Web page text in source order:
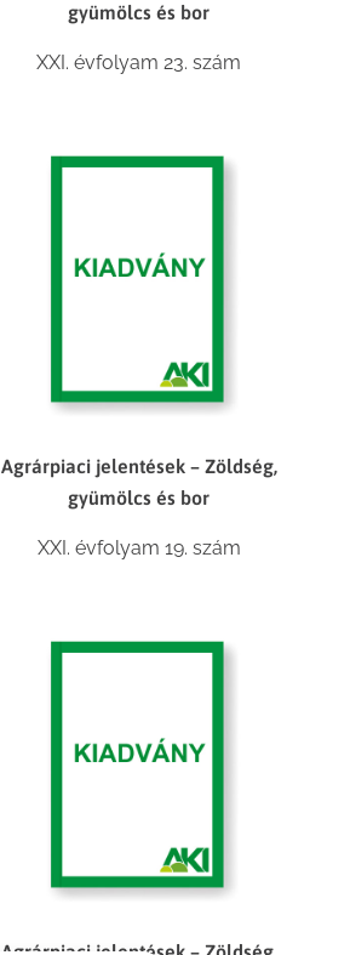
gyümölcs és bor
XXI. évfolyam 23. szám
Agrárpiaci jelentések – Zöldség,
gyümölcs és bor
XXI. évfolyam 19. szám